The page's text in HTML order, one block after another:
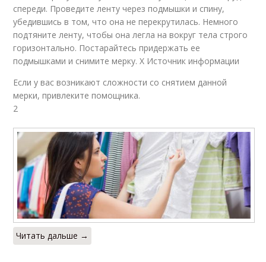
спереди. Проведите ленту через подмышки и спину,
убедившись в том, что она не перекрутилась. Немного
подтяните ленту, чтобы она легла на вокруг тела строго
горизонтально. Постарайтесь придержать ее
подмышками и снимите мерку. X Источник информации
Если у вас возникают сложности со снятием данной
мерки, привлеките помощника.
2
Читать дальше →